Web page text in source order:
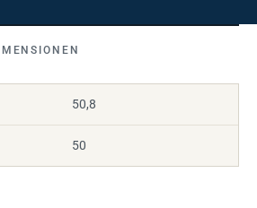
50,8
50